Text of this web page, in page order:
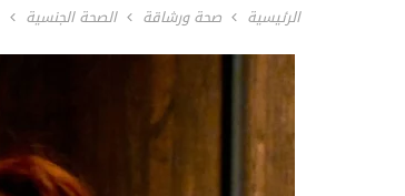
الرئيسية صحة ورشاقة الصحة الجنسية